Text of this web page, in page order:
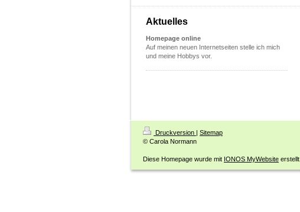
Aktuelles
Homepage online
Auf meinen neuen Internetseiten stelle ich mich
und meine Hobbys vor.
Druckversion | Sitemap
© Carola Normann
Diese Homepage wurde mit IONOS MyWebsite erstellt.